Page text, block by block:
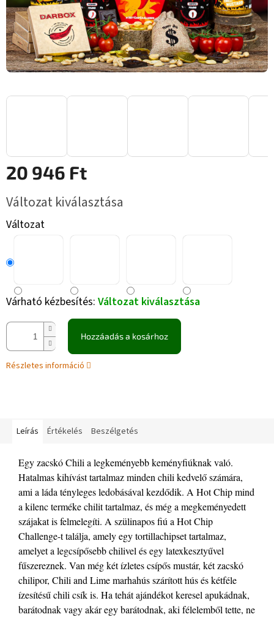
20 946 Ft
Változat kiválasztása
Változat
Várható kézbesítés: Változat kiválasztása
Hozzáadás a kosárhoz
Részletes információ
Leírás Értékelés Beszélgetés
Egy zacskó Chili a legkeményebb keményfiúknak való.
Hatalmas kihívást tartalmaz minden chili kedvelő számára,
ami a láda tényleges ledobásával kezdődik. A Hot Chip mind
a kilenc terméke chilit tartalmaz, és még a megkeményedett
szájakat is felmelegíti. A szülinapos fiú a Hot Chip
Challenge-t találja, amely egy tortillachipset tartalmaz,
amelyet a legcsípősebb chilivel és egy latexkesztyűvel
fűszereznek. Van még két ízletes csípős mustár, két zacskó
chilipor, Chili and Lime marhahús szárított hús és kétféle
ízesítésű chili csík is. Ha tehát ajándékot keresel apukádnak,
barátodnak vagy akár egy barátodnak, aki félelemből tette, ne